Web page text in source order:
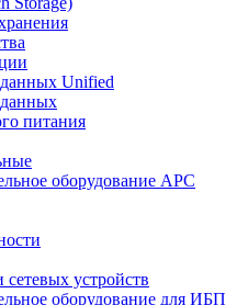
Unified
питания
оборудование АРС
устройств
оборудование для ИБП